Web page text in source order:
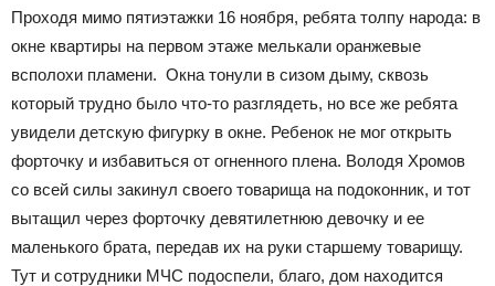
Проходя мимо пятиэтажки 16 ноября, ребята толпу народа: в
окне квартиры на первом этаже мелькали оранжевые
всполохи пламени. Окна тонули в сизом дыму, сквозь
который трудно было что-то разглядеть, но все же ребята
увидели детскую фигурку в окне. Ребенок не мог открыть
форточку и избавиться от огненного плена. Володя Хромов
со всей силы закинул своего товарища на подоконник, и тот
вытащил через форточку девятилетнюю девочку и ее
маленького брата, передав их на руки старшему товарищу.
Тут и сотрудники МЧС подоспели, благо, дом находится